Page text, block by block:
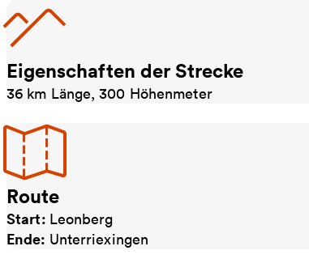
Eigenschaften der Strecke
36 km Länge, 300 Höhenmeter
Route
Start: Leonberg
Ende: Unterriexingen